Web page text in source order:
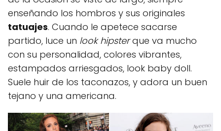
enseñando los hombros y sus originales
tatuajes. Cuando le apetece sacarse
partido, luce un look hipsterque va mucho
con su personalidad, colores vibrantes,
estampados arriesgados, look baby doll.
Suele huir de los taconazos, y adora un buen
tejano y una americana.